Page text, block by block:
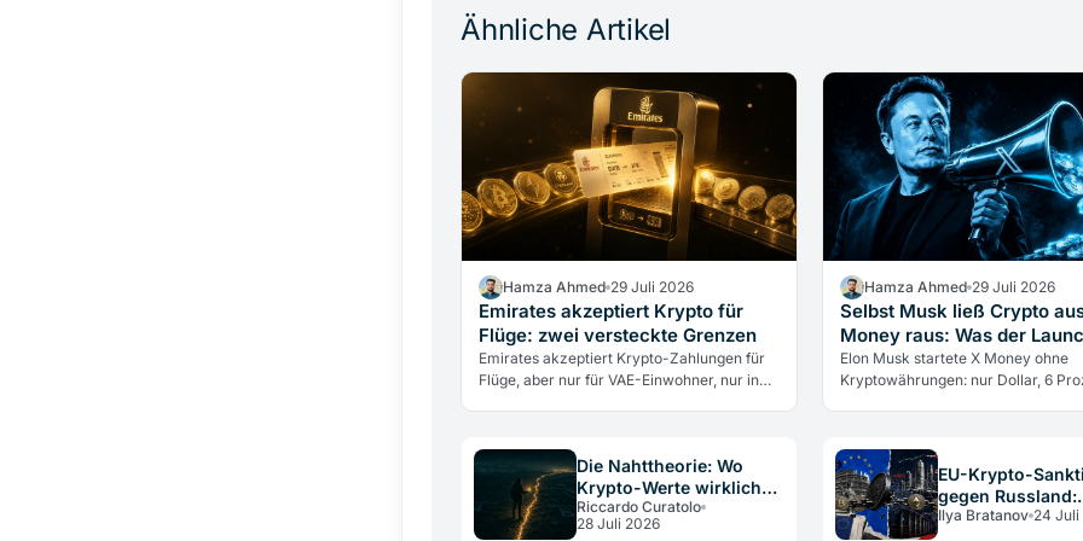
Ähnliche Artikel
Hamza Ahmed 29 Juli 2026
Emirates akzeptiert Krypto für
Flüge: zwei versteckte Grenzen
Emirates akzeptiert Krypto-Zahlungen für
Flüge, aber nur für VAE-Einwohner, nur in
Hamza Ahmed 29 Juli 2026
Selbst Musk ließ Crypto
Money raus: Was der
Elon Musk startete X Money ohne
Kryptowährungen: nur Dollar, 6
Die Nahttheorie: Wo
Krypto-Werte wirklich
verschwinden
Riccardo Curatolo
28 Juli 2026
EU-Krypto-
gegen Russland:
Pflichten für
Ilya Bratanov 24 Juli